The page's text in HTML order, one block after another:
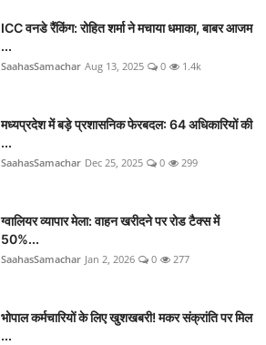
ICC वनडे रैंकिंग: रोहित शर्मा ने मचाया धमाका, बाबर आजम
...
SaahasSamachar Aug 13, 2025 0 1.4k
मध्यप्रदेश में बड़े प्रशासनिक फेरबदल: 64 अधिकारियों की
...
SaahasSamachar Dec 25, 2025 0 299
ग्वालियर व्यापार मेला: वाहन खरीदने पर रोड टैक्स में
50%...
SaahasSamachar Jan 2, 2026 0 277
भोपाल कर्मचारियों के लिए खुशखबरी! मकर संक्रांति पर मिल
...